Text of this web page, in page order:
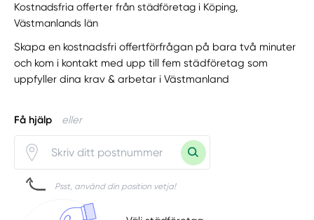
Kostnadsfria offerter från städföretag i Köping,
Västmanlands län
Skapa en kostnadsfri offertförfrågan på bara två minuter
och kom i kontakt med upp till fem städföretag som
uppfyller dina krav & arbetar i Västmanland
Få hjälp eller
Psst, använd din position vetja!